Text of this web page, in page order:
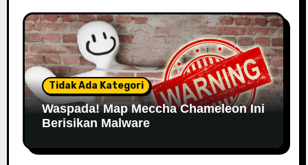
Tidak Ada Kategori
Waspada! Map Meccha Chameleon Ini
Berisikan Malware